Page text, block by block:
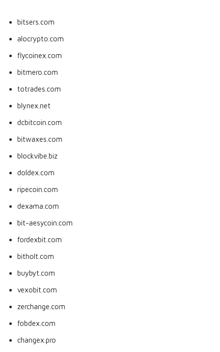
bitsers.com
alocrypto.com
flycoinex.com
bitmero.com
totrades.com
blynex.net
dcbitcoin.com
bitwaxes.com
blockvibe.biz
doldex.com
ripecoin.com
dexama.com
bit-aesycoin.com
fordexbit.com
bitholt.com
buybyt.com
vexobit.com
zerchange.com
fobdex.com
changex.pro